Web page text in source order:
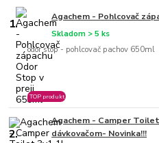
1. Agachem - Pohlcovač
odor stop - pohlcovač pachov 650ml
Skladom > 5 ks
TOP produkt
2.
Agachem - Camper
dávkovačom- Novinka!!!